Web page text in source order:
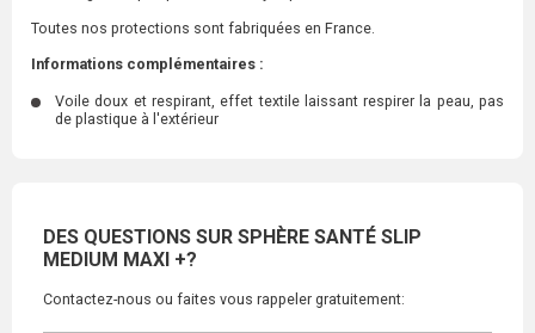
Toutes nos protections sont fabriquées en France.
Informations complémentaires :
Voile doux et respirant, effet textile laissant respirer la peau, pas
de plastique à l'extérieur
DES QUESTIONS SUR SPHÈRE SANTÉ SLIP
MEDIUM MAXI +?
Contactez-nous ou faites vous rappeler gratuitement: